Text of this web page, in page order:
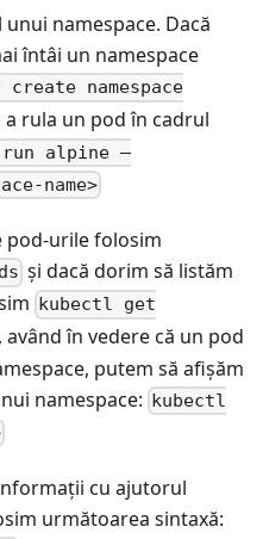
namespace. Dacă
întâi un namespace
namespace
a rula un pod în cadrul
alpine –
name>
pod-urile folosim
și dacă dorim să listăm
kubectl get
având în vedere că un pod
putem să afișăm
namespace: kubectl
cu ajutorul
următoarea sintaxă: